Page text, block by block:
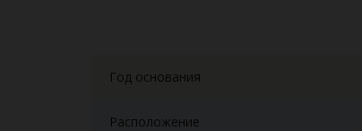
Год основания
Расположение